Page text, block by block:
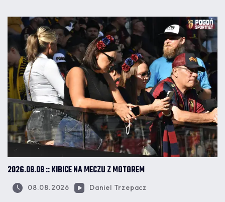
2026.08.08 :: KIBICE NA MECZU Z MOTOREM
08.08.2026 Daniel Trzepacz